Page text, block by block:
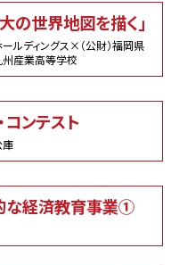
の世界地図を描く」
ルディングス×（公財）福岡県
産業高等学校
コンテスト
な経済教育事業①